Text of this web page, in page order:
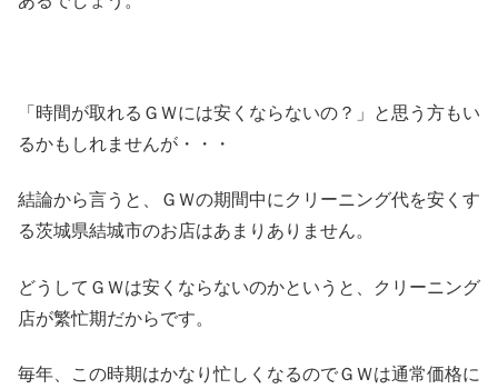
「時間が取れるＧＷには安くならないの？」と思う方もい
るかもしれませんが・・・
結論から言うと、ＧＷの期間中にクリーニング代を安くす
る茨城県結城市のお店はあまりありません。
どうしてＧＷは安くならないのかというと、クリーニング
店が繁忙期だからです。
毎年、この時期はかなり忙しくなるのでＧＷは通常価格に